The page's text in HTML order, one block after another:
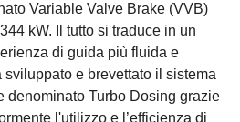
Variable Valve Brake (VVB)
kW. Il tutto si traduce in un
di guida più fluida e
e brevettato il sistema
denominato Turbo Dosing grazie
l'utilizzo e l’efficienza di